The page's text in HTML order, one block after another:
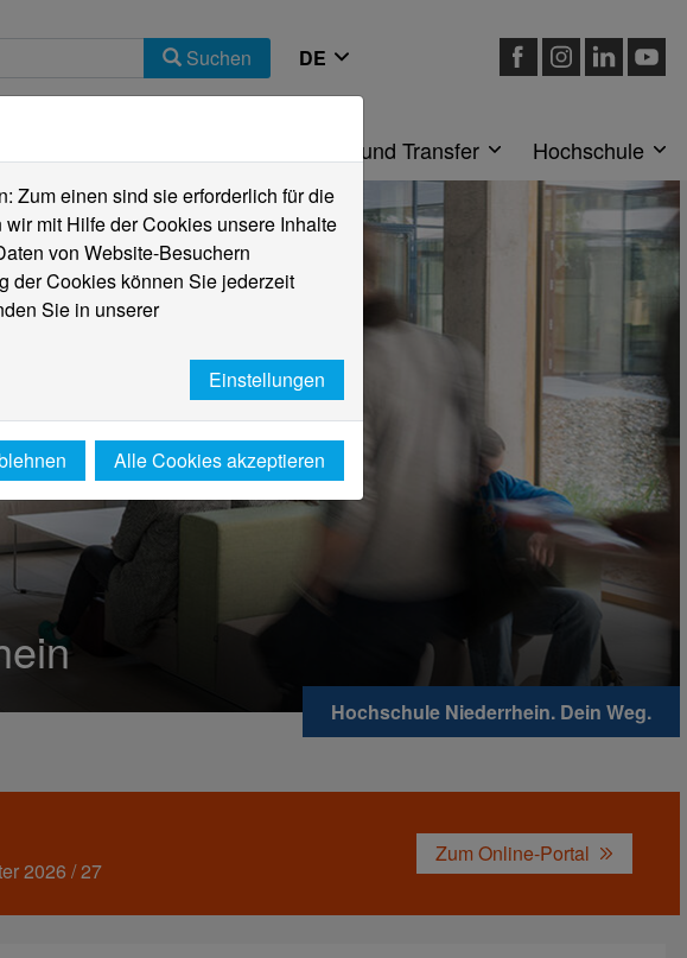
Suchen
Forschung und Transfer Hochschule
Hochschule Niederrhein. Dein Weg.
2026 / 27
Zum Online-Portal
Zum einen sind sie erforderlich für die
mit Hilfe der Cookies unsere Inhalte
von Website-Besuchern
der Cookies können Sie jederzeit
Sie in unserer
Einstellungen
Alle Cookies akzeptieren